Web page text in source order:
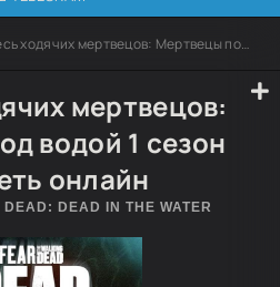
ходячих мертвецов: Мертвецы под водой
мертвецов:
водой 1 сезон
онлайн
DEAD IN THE WATER